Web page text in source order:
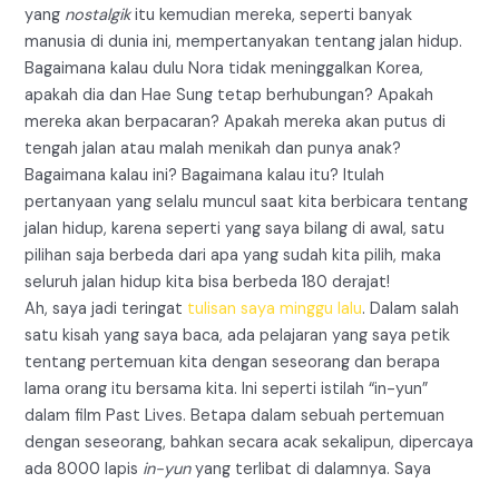
yang nostalgikitu kemudian mereka, seperti banyak
manusia di dunia ini, mempertanyakan tentang jalan hidup.
Bagaimana kalau dulu Nora tidak meninggalkan Korea,
apakah dia dan Hae Sung tetap berhubungan? Apakah
mereka akan berpacaran? Apakah mereka akan putus di
tengah jalan atau malah menikah dan punya anak?
Bagaimana kalau ini? Bagaimana kalau itu? Itulah
pertanyaan yang selalu muncul saat kita berbicara tentang
jalan hidup, karena seperti yang saya bilang di awal, satu
pilihan saja berbeda dari apa yang sudah kita pilih, maka
seluruh jalan hidup kita bisa berbeda 180 derajat!
Ah, saya jadi teringat tulisan saya minggu lalu. Dalam salah
satu kisah yang saya baca, ada pelajaran yang saya petik
tentang pertemuan kita dengan seseorang dan berapa
lama orang itu bersama kita. Ini seperti istilah “in-yun”
dalam film Past Lives. Betapa dalam sebuah pertemuan
dengan seseorang, bahkan secara acak sekalipun, dipercaya
ada 8000 lapis in-yunyang terlibat di dalamnya. Saya